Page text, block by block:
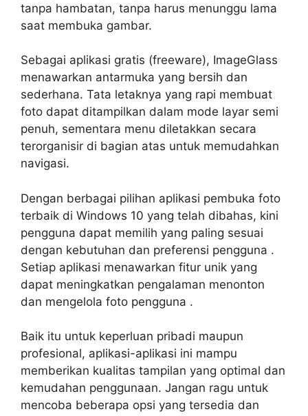
tanpa hambatan, tanpa harus menunggu lama
saat membuka gambar.
Sebagai aplikasi gratis (freeware), ImageGlass
menawarkan antarmuka yang bersih dan
sederhana. Tata letaknya yang rapi membuat
foto dapat ditampilkan dalam mode layar semi
penuh, sementara menu diletakkan secara
terorganisir di bagian atas untuk memudahkan
navigasi.
Dengan berbagai pilihan aplikasi pembuka foto
terbaik di Windows 10 yang telah dibahas, kini
pengguna dapat memilih yang paling sesuai
dengan kebutuhan dan preferensi pengguna .
Setiap aplikasi menawarkan fitur unik yang
dapat meningkatkan pengalaman menonton
dan mengelola foto pengguna .
Baik itu untuk keperluan pribadi maupun
profesional, aplikasi-aplikasi ini mampu
memberikan kualitas tampilan yang optimal dan
kemudahan penggunaan. Jangan ragu untuk
mencoba beberapa opsi yang tersedia dan